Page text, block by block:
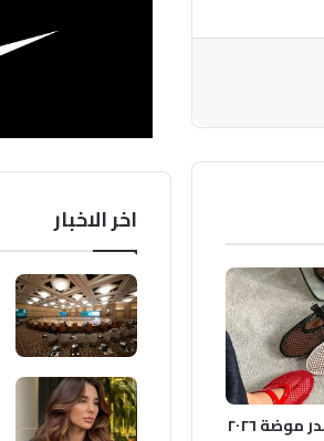
الأحذية الشبكية تتصدر موضة ٢٠٢٦
اخر الاخبار